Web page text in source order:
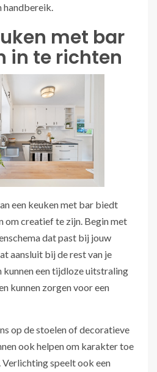
handbereik.
met bar
in te richten
een keuken met bar biedt
om creatief te zijn. Begin met
dat past bij jouw
aansluit bij de rest van je
een tijdloze uitstraling
kunnen zorgen voor een
op de stoelen of decoratieve
ook helpen om karakter toe
Verlichting speelt ook een